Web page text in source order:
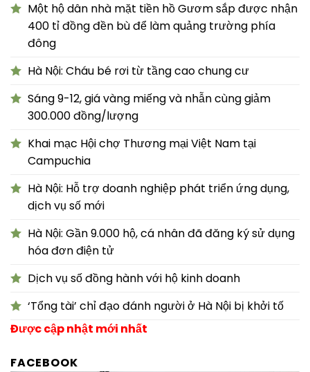
Một hộ dân nhà mặt tiền hồ Gươm sắp được nhận
400 tỉ đồng đền bù để làm quảng trường phía
đông
Hà Nội: Cháu bé rơi từ tầng cao chung cư
Sáng 9-12, giá vàng miếng và nhẫn cùng giảm
300.000 đồng/lượng
Khai mạc Hội chợ Thương mại Việt Nam tại
Campuchia
Hà Nội: Hỗ trợ doanh nghiệp phát triển ứng dụng,
dịch vụ số mới
Hà Nội: Gần 9.000 hộ, cá nhân đã đăng ký sử dụng
hóa đơn điện tử
Dịch vụ số đồng hành với hộ kinh doanh
‘Tổng tài’ chỉ đạo đánh người ở Hà Nội bị khởi tố
Được cập nhật mới nhất
FACEBOOK